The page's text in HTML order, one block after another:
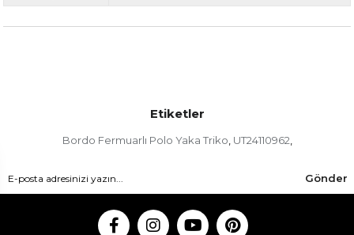
Etiketler
Bordo Fermuarlı Polo Yaka Triko, UT24110962,
Gönder